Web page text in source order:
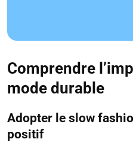
Comprendre
mode durable
Adopter le slow
positif